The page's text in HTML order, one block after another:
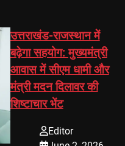
उत्तराखंड-राजस्थान में
बढ़ेगा सहयोग: मुख्यमंत्री
आवास में सीएम धामी और
मंत्री मदन दिलावर की
शिष्टाचार भेंट
Editor